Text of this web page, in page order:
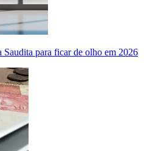
para ficar de olho em 2026